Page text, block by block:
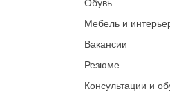
Мебель и
Вакансии
Резюме
Консультации и